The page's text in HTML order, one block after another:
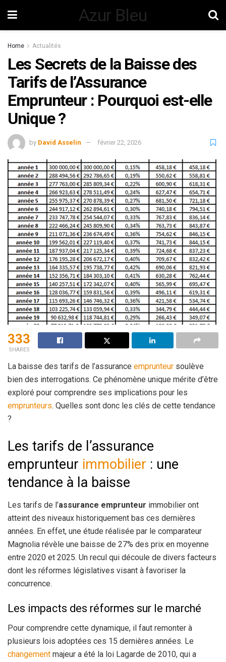
Azur Bleu
Home Actualités
Les Secrets de la Baisse des
Tarifs de l’Assurance
Emprunteur : Pourquoi est-elle
Unique ?
by David Asselin février 22, 2026
333
SHARES
La baisse des tarifs de l’assurance emprunteur soulève
bien des interrogations. Ce phénomène unique mérite d’être
exploré pour comprendre ses implications pour les
emprunteurs. Quelles sont donc les clés de cette tendance
?
Les tarifs de l’assurance
emprunteur immobilier : une
tendance à la baisse
Les tarifs de l’assurance emprunteur immobilier ont
atteint des niveaux historiquement bas ces dernières
années. En effet, une étude réalisée par le comparateur
Magnolia révèle une baisse de 27% des prix en moyenne
entre 2020 et 2025. Un recul qui découle de divers facteurs
dont les réformes législatives visant à favoriser la
concurrence.
Les impacts des réformes sur le marché
Pour comprendre cette dynamique, il faut remonter à
plusieurs lois adoptées ces 15 dernières années. Le
changement majeur a été la loi Lagarde de 2010, qui a